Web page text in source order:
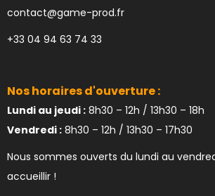
contact@game-prod.fr
+33 04 94 63 74 33
Nos horaires d'ouverture :
Lundi au jeudi : 8h30 – 12h / 13h30 – 18h
Vendredi : 8h30 – 12h / 13h30 – 17h30
Nous sommes ouverts du lundi au
accueillir !